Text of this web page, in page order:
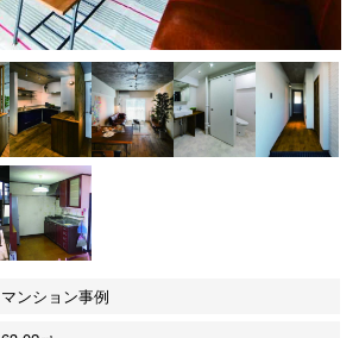
マンション事例